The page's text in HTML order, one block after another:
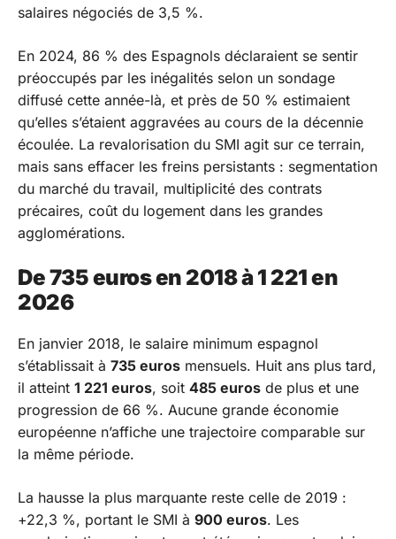
salaires négociés de 3,5 %.
En 2024, 86 % des Espagnols déclaraient se sentir
préoccupés par les inégalités selon un sondage
diffusé cette année-là, et près de 50 % estimaient
qu’elles s’étaient aggravées au cours de la décennie
écoulée. La revalorisation du SMI agit sur ce terrain,
mais sans effacer les freins persistants : segmentation
du marché du travail, multiplicité des contrats
précaires, coût du logement dans les grandes
agglomérations.
De 735 euros en 2018 à 1 221 en
2026
En janvier 2018, le salaire minimum espagnol
s’établissait à 735 euros mensuels. Huit ans plus tard,
il atteint 1 221 euros, soit 485 euros de plus et une
progression de 66 %. Aucune grande économie
européenne n’affiche une trajectoire comparable sur
la même période.
La hausse la plus marquante reste celle de 2019 :
+22,3 %, portant le SMI à 900 euros. Les